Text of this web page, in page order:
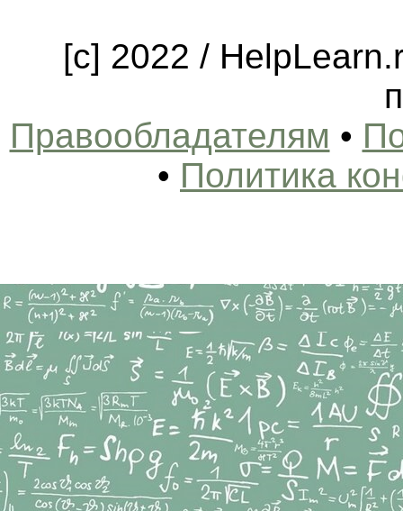
[c] 2022 /
Правообладателям •
• Политика